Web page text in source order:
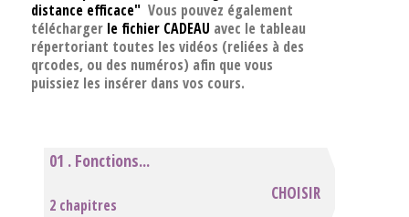
distance efficace" Vous pouvez également
télécharger le fichier CADEAU avec le tableau
répertoriant toutes les vidéos (reliées à des
qrcodes, ou des numéros) afin que vous
puissiez les insérer dans vos cours.
01 . Fonctions...
CHOISIR
2 chapitres